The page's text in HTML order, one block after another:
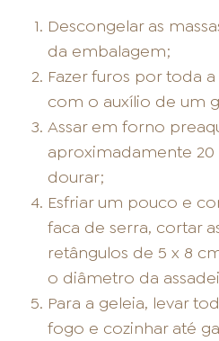
Descongelar as
da embalagem;
Fazer furos por toda
com o auxílio de um
Assar em forno
aproximadamente
dourar;
Esfriar um pouco e
faca de serra, cortar
retângulos de 5 x 8
o diâmetro da
Para a geleia, levar
fogo e cozinhar até